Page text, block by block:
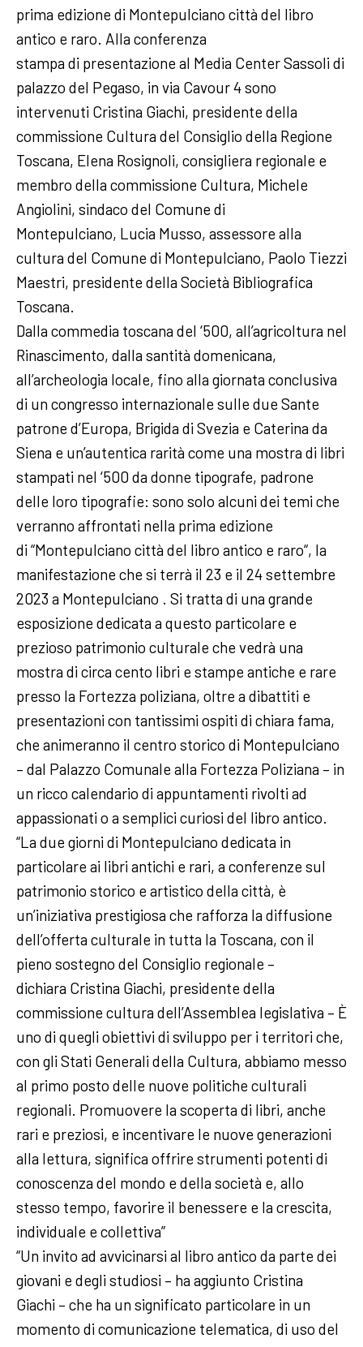
prima edizione di Montepulciano città del libro
antico e raro. Alla conferenza
stampa di presentazione al Media Center Sassoli di
palazzo del Pegaso, in via Cavour 4 sono
intervenuti Cristina Giachi, presidente della
commissione Cultura del Consiglio della Regione
Toscana, Elena Rosignoli, consigliera regionale e
membro della commissione Cultura, Michele
Angiolini, sindaco del Comune di
Montepulciano, Lucia Musso, assessore alla
cultura del Comune di Montepulciano, Paolo Tiezzi
Maestri, presidente della Società Bibliografica
Toscana.
Dalla commedia toscana del ‘500, all’agricoltura nel
Rinascimento, dalla santità domenicana,
all’archeologia locale, fino alla giornata conclusiva
di un congresso internazionale sulle due Sante
patrone d’Europa, Brigida di Svezia e Caterina da
Siena e un’autentica rarità come una mostra di libri
stampati nel ‘500 da donne tipografe, padrone
delle loro tipografie: sono solo alcuni dei temi che
verranno affrontati nella prima edizione
di “Montepulciano città del libro antico e raro“, la
manifestazione che si terrà il 23 e il 24 settembre
2023 a Montepulciano . Si tratta di una grande
esposizione dedicata a questo particolare e
prezioso patrimonio culturale che vedrà una
mostra di circa cento libri e stampe antiche e rare
presso la Fortezza poliziana, oltre a dibattiti e
presentazioni con tantissimi ospiti di chiara fama,
che animeranno il centro storico di Montepulciano
– dal Palazzo Comunale alla Fortezza Poliziana – in
un ricco calendario di appuntamenti rivolti ad
appassionati o a semplici curiosi del libro antico.
“La due giorni di Montepulciano dedicata in
particolare ai libri antichi e rari, a conferenze sul
patrimonio storico e artistico della città, è
un’iniziativa prestigiosa che rafforza la diffusione
dell’offerta culturale in tutta la Toscana, con il
pieno sostegno del Consiglio regionale –
dichiara Cristina Giachi, presidente della
commissione cultura dell’Assemblea legislativa – È
uno di quegli obiettivi di sviluppo per i territori che,
con gli Stati Generali della Cultura, abbiamo messo
al primo posto delle nuove politiche culturali
regionali. Promuovere la scoperta di libri, anche
rari e preziosi, e incentivare le nuove generazioni
alla lettura, significa offrire strumenti potenti di
conoscenza del mondo e della società e, allo
stesso tempo, favorire il benessere e la crescita,
individuale e collettiva”
“Un invito ad avvicinarsi al libro antico da parte dei
giovani e degli studiosi – ha aggiunto Cristina
Giachi – che ha un significato particolare in un
momento di comunicazione telematica, di uso del